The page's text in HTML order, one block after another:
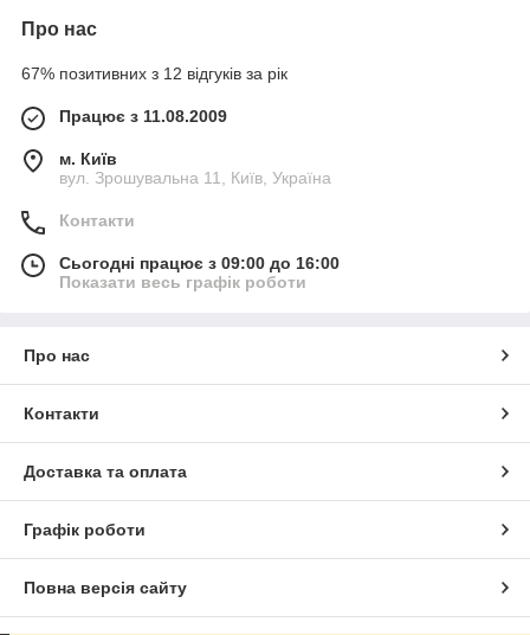
Про нас
67% позитивних з 12 відгуків за рік
Працює з 11.08.2009
м. Київ
вул. Зрошувальна 11, Київ, Україна
Контакти
Сьогодні працює з 09:00 до 16:00
Показати весь графік роботи
Про нас
Контакти
Доставка та оплата
Графік роботи
Повна версія сайту